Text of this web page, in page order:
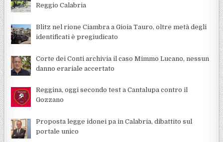
Reggio Calabria
Blitz nel rione Ciambra a Gioia Tauro, oltre metà degli
identificati è pregiudicato
Corte dei Conti archivia il caso Mimmo Lucano, nessun
danno erariale accertato
Reggina, oggi secondo test a Cantalupa contro il
Gozzano
Proposta legge idonei pa in Calabria, dibattito sul
portale unico